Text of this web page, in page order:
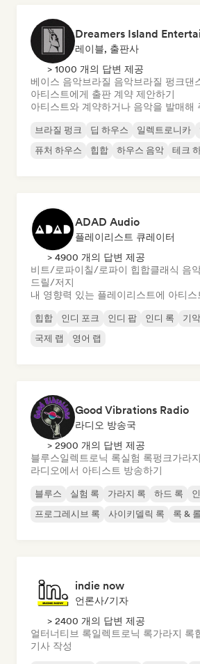
Dreamers Island
레이블, 출판사
> 1000 개의 답변 제공
베이스 음악브라질 음악브라질 펑크댄
아티스트에게 출판 계약 제안하기
아티스트와 계약하거나 음악을 발매해
브라질 펑크 딥 하우스 일렉트로니카
퓨처 하우스
힙합 하우스 음악 테크
ADAD Audio
플레이리스트 큐레이터
> 4900 개의 답변 제공
비트/로파이칠/로파이 힙합클래식 음
드릴/저지
내 영향력 있는 플레이리스트에 아티스
힙합 인디 포크 인디 팝 인디 록 기악
국제 랩
영어 랩
Good Vibrations Radio
라디오 방송국
> 2900 개의 답변 제공
블루스일렉트로닉 록실험 록펑크가라
라디오에서 아티스트 방송하기
블루스 실험 록 가라지 록 하드 록
프로그레시브 록
사이키델릭 록 록 &
indie now
언론사/기자
> 2400 개의 답변 제공
얼터너티브 록일렉트로닉 록가라지 록
기사 작성